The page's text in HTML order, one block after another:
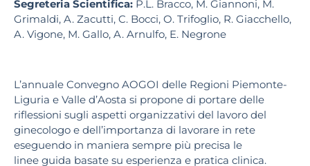
Segreteria Scientifica: P.L. Bracco, M. Giannoni, M.
Grimaldi, A. Zacutti, C. Bocci, O. Trifoglio, R. Giacchello,
A. Vigone, M. Gallo, A. Arnulfo, E. Negrone
L’annuale Convegno AOGOI delle Regioni Piemonte-
Liguria e Valle d’Aosta si propone di portare delle
riflessioni sugli aspetti organizzativi del lavoro del
ginecologo e dell’importanza di lavorare in rete
eseguendo in maniera sempre più precisa le
linee guida basate su esperienza e pratica clinica.